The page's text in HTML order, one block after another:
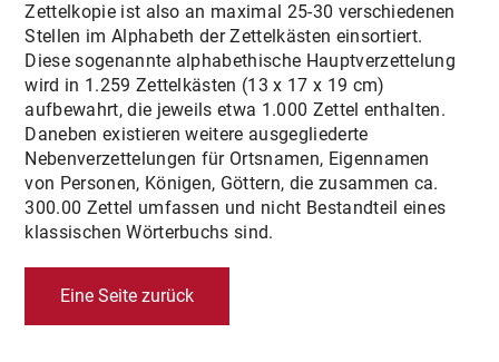
Zettelkopie ist also an maximal 25-30 verschiedenen
Stellen im Alphabeth der Zettelkästen einsortiert.
Diese sogenannte alphabethische Hauptverzettelung
wird in 1.259 Zettelkästen (13 x 17 x 19 cm)
aufbewahrt, die jeweils etwa 1.000 Zettel enthalten.
Daneben existieren weitere ausgegliederte
Nebenverzettelungen für Ortsnamen, Eigennamen
von Personen, Königen, Göttern, die zusammen ca.
300.00 Zettel umfassen und nicht Bestandteil eines
klassischen Wörterbuchs sind.
Eine Seite zurück